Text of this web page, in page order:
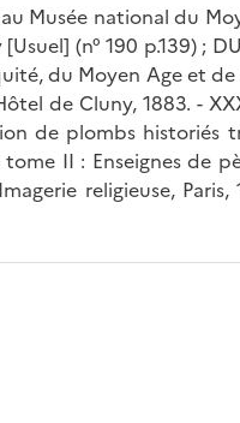
Musée national du
(n° 190 p.139) ;
du Moyen Age et de
de Cluny, 1883. -
de plombs historiés
II : Enseignes de
religieuse,